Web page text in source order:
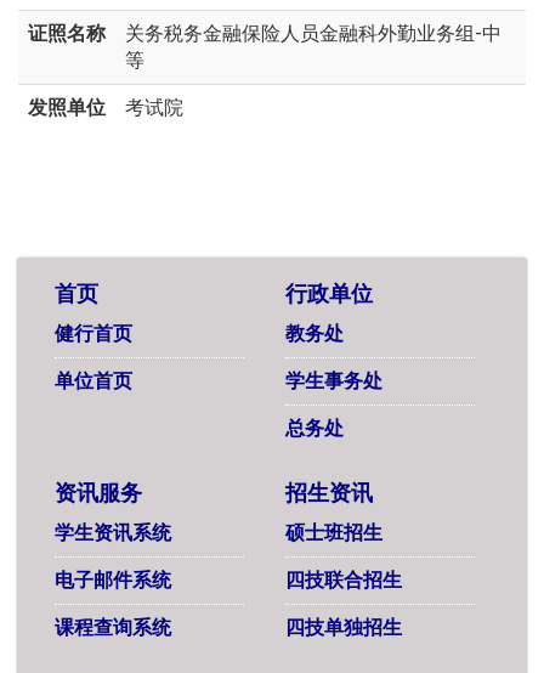
证照名称
关务税务金融保险人员金融科外勤业务组-中
等
发照单位 考试院
首页
健行首页
单位首页
行政单位
教务处
学生事务处
总务处
资讯服务
学生资讯系统
电子邮件系统
课程查询系统
招生资讯
硕士班招生
四技联合招生
四技单独招生